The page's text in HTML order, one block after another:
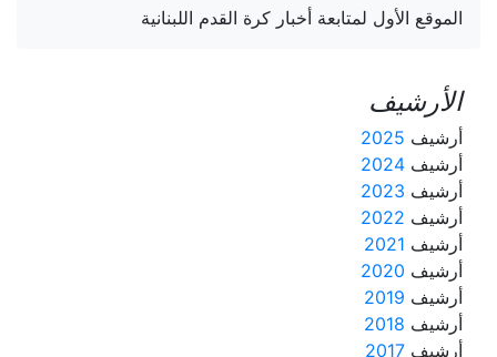
الموقع الأول لمتابعة أخبار كرة القدم اللبنانية
الأرشيف
أرشيف 2025
أرشيف 2024
أرشيف 2023
أرشيف 2022
أرشيف 2021
أرشيف 2020
أرشيف 2019
أرشيف 2018
أرشيف 2017